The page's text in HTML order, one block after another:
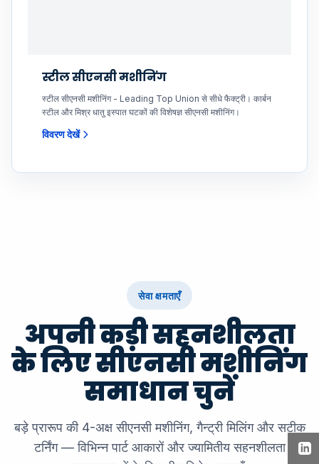
स्टील सीएनसी मशीनिंग
स्टील सीएनसी मशीनिंग - Leading Top Union से सीधे फैक्ट्री। कार्बन
स्टील और मिश्र धातु इस्पात घटकों की विशेषज्ञ सीएनसी मशीनिंग।
विवरण देखें
सेवा क्षमताएँ
अपनी कड़ी सहनशीलता
के लिए सीएनसी मशीनिंग
समाधान चुनें
बड़े प्रारूप की 4-अक्ष सीएनसी मशीनिंग, गैन्ट्री मिलिंग और सटीक
टर्निंग — विभिन्न पार्ट आकारों और ज्यामितीय सहनशीलता